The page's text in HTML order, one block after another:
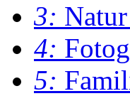
3:
4:
5: